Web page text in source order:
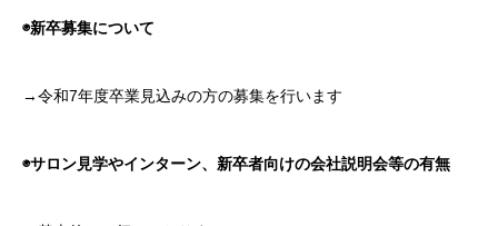
◉新卒募集について
→令和7年度卒業見込みの方の募集を行います
◉サロン見学やインターン、 新卒者向けの会社説明会等の有無